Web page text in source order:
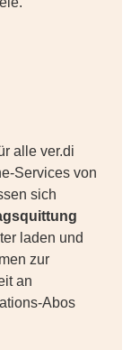
alle ver.di
Services von
sich
laden und
zur
an
Abos